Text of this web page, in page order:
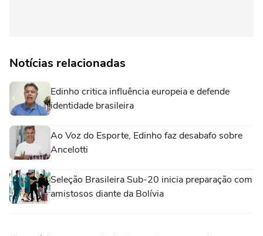
Notícias relacionadas
Edinho critica influência europeia e defende
identidade brasileira
Ao Voz do Esporte, Edinho faz desabafo sobre
Ancelotti
Seleção Brasileira Sub-20 inicia preparação com
amistosos diante da Bolívia